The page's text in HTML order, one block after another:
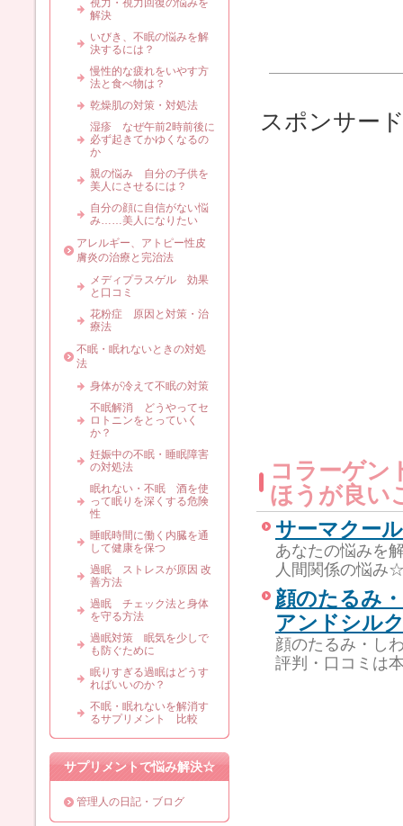
スポンサー
コラーゲン
ほうが良い
サーマクー
あなたの悩みを
人間関係の悩み
顔のたるみ
アンドシル
顔のたるみ・し
評判・口コミは
視力・視力回復の悩みを
解決
いびき、不眠の悩みを解
決するには？
慢性的な疲れをいやす方
法と食べ物は？
乾燥肌の対策・対処法
湿疹 なぜ午前2時前後に
必ず起きてかゆくなるの
か
親の悩み 自分の子供を
美人にさせるには？
自分の顔に自信がない悩
み……美人になりたい
アレルギー、アトピー性皮
膚炎の治療と完治法
メディプラスゲル 効果
と口コミ
花粉症 原因と対策・治
療法
不眠・眠れないときの対処
法
身体が冷えて不眠の対策
不眠解消 どうやってセ
ロトニンをとっていく
か？
妊娠中の不眠・睡眠障害
の対処法
眠れない・不眠 酒を使
って眠りを深くする危険
性
睡眠時間に働く内臓を通
して健康を保つ
過眠 ストレスが原因 改
善方法
過眠 チェック法と身体
を守る方法
過眠対策 眠気を少しで
も防ぐために
眠りすぎる過眠はどうす
ればいいのか？
不眠・眠れないを解消す
るサプリメント 比較
サプリメントで悩み解決☆
管理人の日記・ブログ